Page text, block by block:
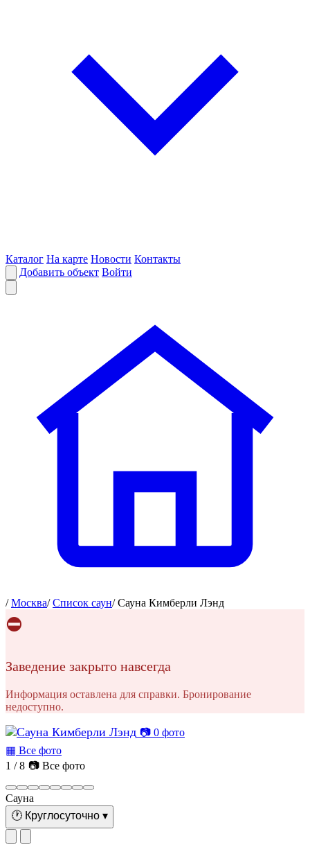
Каталог На карте Новости Контакты
Добавить объект Войти
/ Москва/ Список саун/ Сауна Кимберли Лэнд
⛔
Заведение закрыто навсегда
Информация оставлена для справки. Бронирование
недоступно.
📷 0 фото
▦ Все фото
1 / 8 📷 Все фото
Сауна
🕐 Круглосуточно ▾